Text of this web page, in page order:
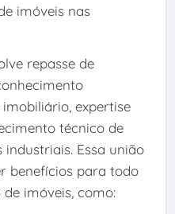
imóveis nas
repasse de
expertise
técnico de
Essa união
benefícios para todo
imóveis, como: